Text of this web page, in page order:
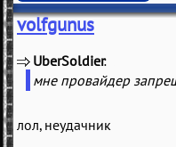
volfgunus
UberSoldier
мне провайдер
лол, неудачник